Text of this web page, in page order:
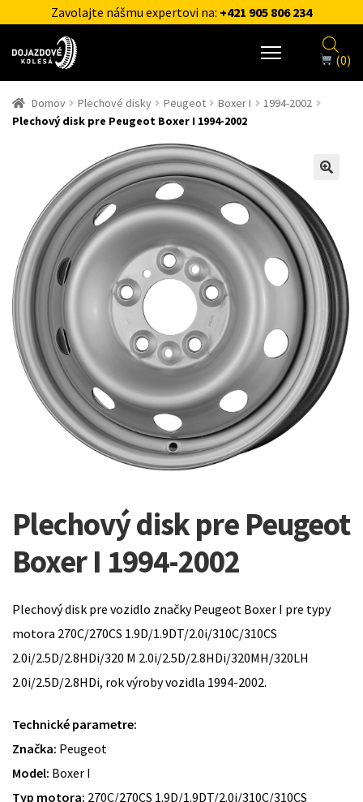
Zavolajte nášmu expertovi na: +421 905 806 234
(0)
Domov Plechové disky Peugeot Boxer I
1994-2002
Plechový disk pre Peugeot Boxer I 1994-2002
Plechový disk pre Peugeot
Boxer I 1994-2002
Plechový disk pre vozidlo značky Peugeot Boxer I pre typy
motora 270C/270CS 1.9D/1.9DT/2.0i/310C/310CS
2.0i/2.5D/2.8HDi/320 M 2.0i/2.5D/2.8HDi/320MH/320LH
2.0i/2.5D/2.8HDi, rok výroby vozidla 1994-2002.
Technické parametre:
Značka: Peugeot
Model: Boxer I
Typ motora: 270C/270CS 1.9D/1.9DT/2.0i/310C/310CS